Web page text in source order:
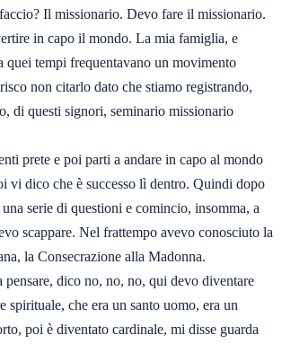
Il missionario. Devo fare il missionario.
in capo il mondo. La mia famiglia, e
quei tempi frequentavano un movimento
non citarlo dato che stiamo registrando,
di questi signori, seminario missionario
prete e poi parti a andare in capo al mondo
vi dico che è successo lì dentro. Quindi dopo
serie di questioni e comincio, insomma, a
scappare. Nel frattempo avevo conosciuto la
la Consecrazione alla Madonna.
pensare, dico no, no, no, qui devo diventare
spirituale, che era un santo uomo, era un
poi è diventato cardinale, mi disse guarda